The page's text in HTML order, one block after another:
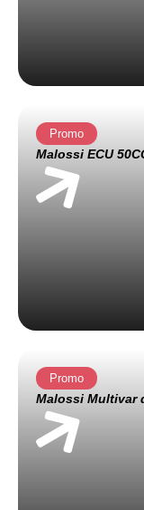
Promo
Malossi ECU
Promo
Malossi Multivar